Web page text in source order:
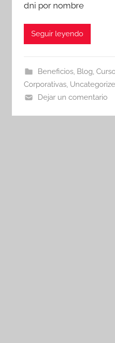
dni por nombre
Seguir leyendo
Beneficios, Blog
Corporativas
Dejar un comentario